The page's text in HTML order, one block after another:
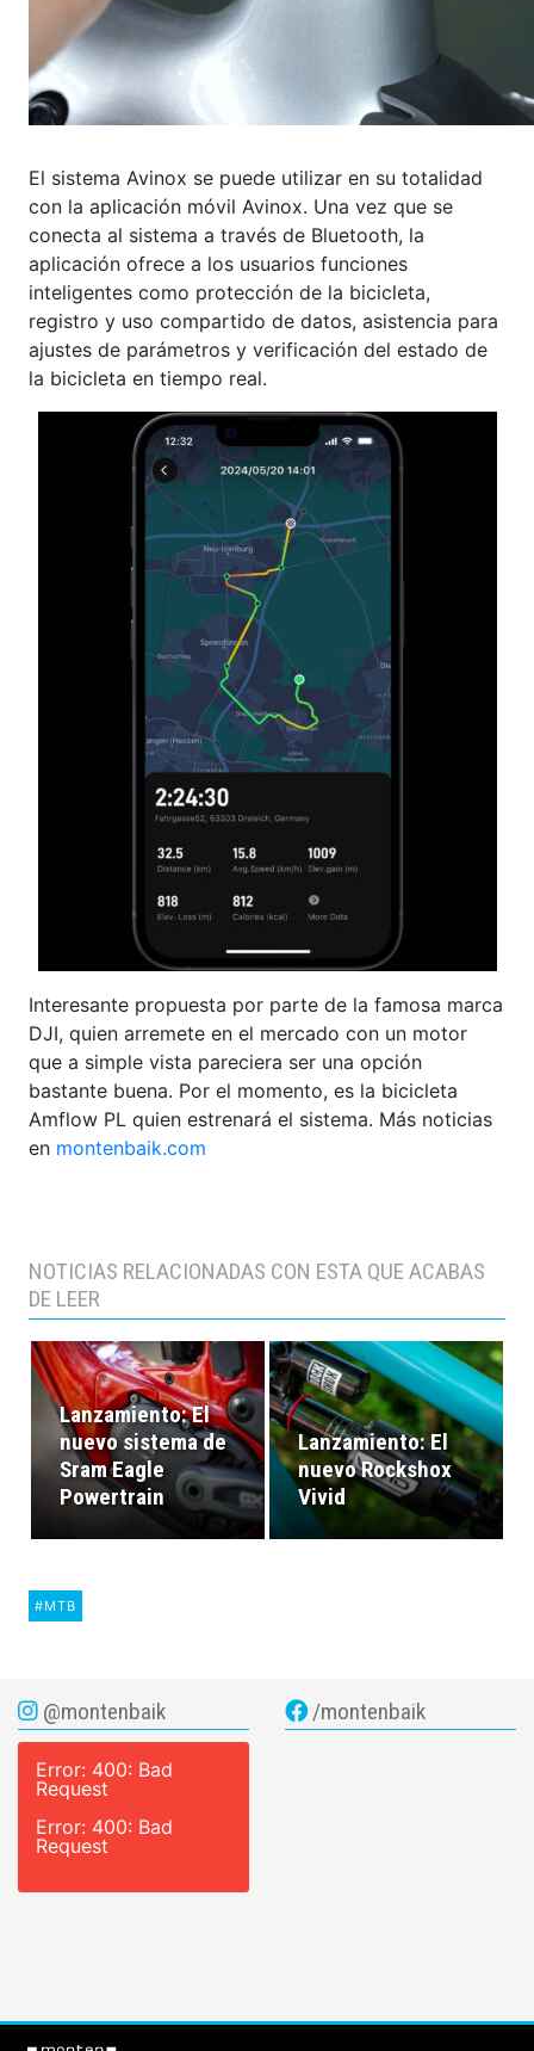
El sistema Avinox se puede utilizar en su totalidad
con la aplicación móvil Avinox. Una vez que se
conecta al sistema a través de Bluetooth, la
aplicación ofrece a los usuarios funciones
inteligentes como protección de la bicicleta,
registro y uso compartido de datos, asistencia para
ajustes de parámetros y verificación del estado de
la bicicleta en tiempo real.
Interesante propuesta por parte de la famosa marca
DJI, quien arremete en el mercado con un motor
que a simple vista pareciera ser una opción
bastante buena. Por el momento, es la bicicleta
Amflow PL quien estrenará el sistema. Más noticias
en montenbaik.com
NOTICIAS RELACIONADAS CON ESTA QUE ACABAS
DE LEER
Lanzamiento: El
nuevo sistema de
Sram Eagle
Powertrain
Lanzamiento: El
nuevo Rockshox
Vivid
#MTB
@montenbaik
Error: 400: Bad
Request
Error: 400: Bad
Request
/montenbaik